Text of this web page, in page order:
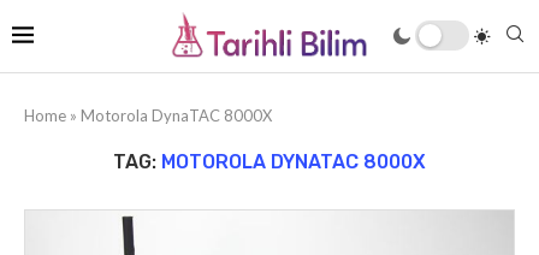
Home » Motorola DynaTAC 8000X
TAG: MOTOROLA DYNATAC 8000X